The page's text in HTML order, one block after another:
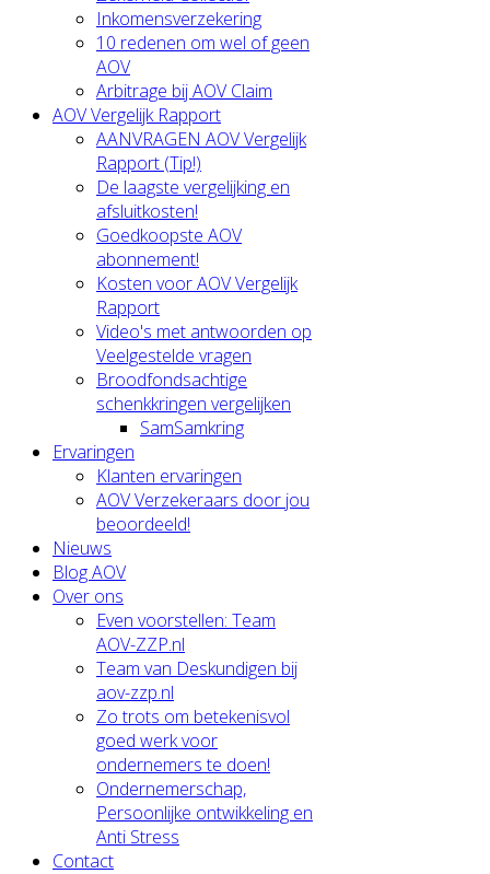
Inkomensverzekering
10 redenen om wel of geen
AOV
Arbitrage bij AOV Claim
AOV Vergelijk Rapport
AANVRAGEN AOV Vergelijk
Rapport (Tip!)
De laagste vergelijking en
afsluitkosten!
Goedkoopste AOV
abonnement!
Kosten voor AOV Vergelijk
Rapport
Video's met antwoorden op
Veelgestelde vragen
Broodfondsachtige
schenkkringen vergelijken
SamSamkring
Ervaringen
Klanten ervaringen
AOV Verzekeraars door jou
beoordeeld!
Nieuws
Blog AOV
Over ons
Even voorstellen: Team
AOV-ZZP.nl
Team van Deskundigen bij
aov-zzp.nl
Zo trots om betekenisvol
goed werk voor
ondernemers te doen!
Ondernemerschap,
Persoonlijke ontwikkeling en
Anti Stress
Contact